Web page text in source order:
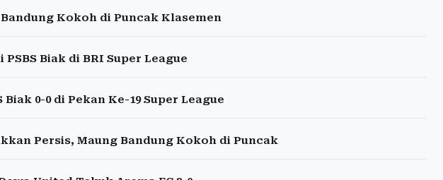
Kokoh di Puncak Klasemen
Biak di BRI Super League
0-0 di Pekan Ke-19 Super League
Persis, Maung Bandung Kokoh di Puncak